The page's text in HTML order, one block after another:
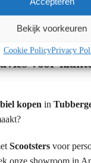
Bekijk voorkeuren
Cookie PolicyPrivacy
met
en uitstekende
voor
kopen in
Scootsters voor
onze showroom in